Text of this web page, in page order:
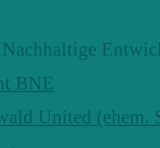
BNE
United (ehem.